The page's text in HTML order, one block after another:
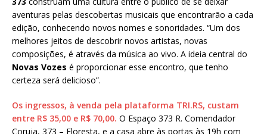
aventuras pelas descobertas musicais que encontrarão a cada
edição, conhecendo novos nomes e sonoridades. “Um dos
melhores jeitos de descobrir novos artistas, novas
composições, é através da música ao vivo. A ideia central do
Novas Vozes é proporcionar esse encontro, que tenho
certeza será delicioso”.
Os ingressos, à venda pela plataforma TRI.RS, custam
entre R$ 35,00 e R$ 70,00. O Espaço 373 R. Comendador
Coruja, 373 – Floresta, e a casa abre às portas às 19h com